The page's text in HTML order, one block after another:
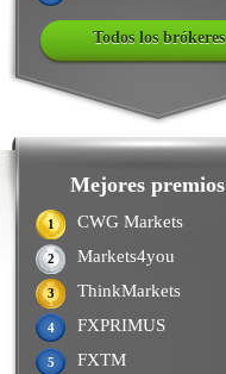
Todos los brókeres
Mejores premios
1 CWG Markets
2 Markets4you
3 ThinkMarkets
4 FXPRIMUS
5 FXTM